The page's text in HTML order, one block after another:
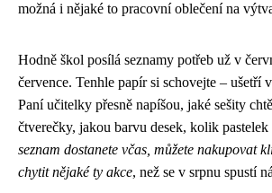
možná i nějaké to pracovní oblečení na
Hodně škol posílá seznamy potřeb už v
července. Tenhle papír si schovejte – ušetří
Paní učitelky přesně napíšou, jaké sešity
čtverečky, jakou barvu desek, kolik pastelek
seznam dostanete včas, můžete nakupovat
chytit nějaké ty akce, než se v srpnu spustí